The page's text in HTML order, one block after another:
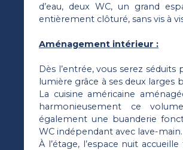
d’eau, deux WC, un grand
entièrement clôturé, sans vis à
Aménagement intérieur :
Dès l’entrée, vous serez
lumière grâce à ses deux larges
La cuisine américaine
harmonieusement ce
également une buanderie
WC indépendant avec lave-main.
À l’étage, l’espace nuit